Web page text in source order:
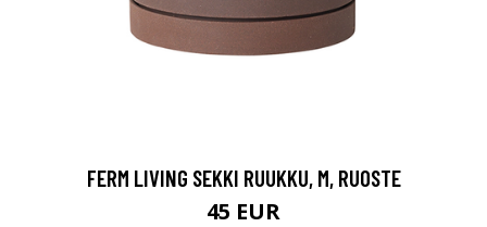
FERM LIVING SEKKI RUUKKU, M, RUOSTE
45 EUR